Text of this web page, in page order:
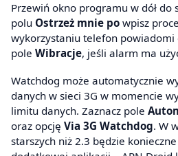
Przewiń okno programu w dół do
polu Ostrzeż mnie po wpisz
wykorzystaniu telefon powiadomi
pole Wibracje, jeśli alarm ma
Watchdog może automatycznie
danych w sieci 3G w momencie
limitu danych. Zaznacz pole
oraz opcję Via 3G Watchdog. W
starszych niż 2.3 będzie